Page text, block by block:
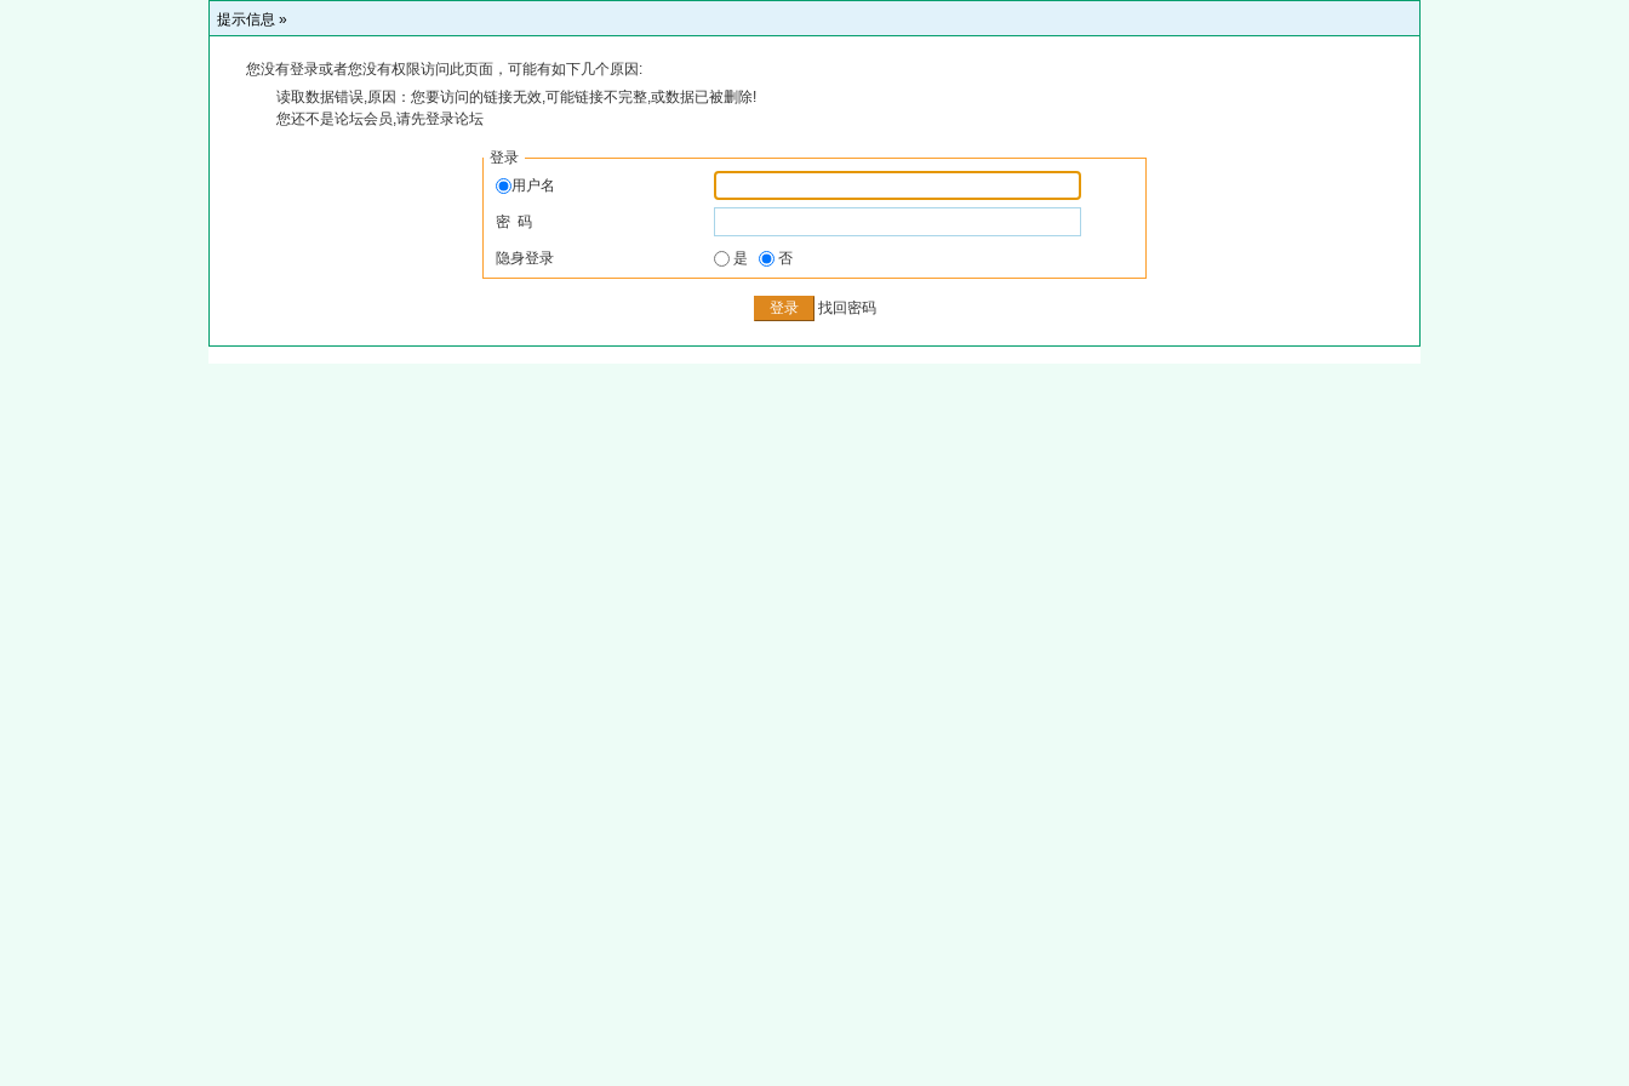
提示信息 »
您没有登录或者您没有权限访问此页面，可能有如下几个原因:
读取数据错误,原因：您要访问的链接无效,可能链接不完整,或数据已被删除!
您还不是论坛会员,请先登录论坛
登录
用户名
密 码
隐身登录 是 否
找回密码